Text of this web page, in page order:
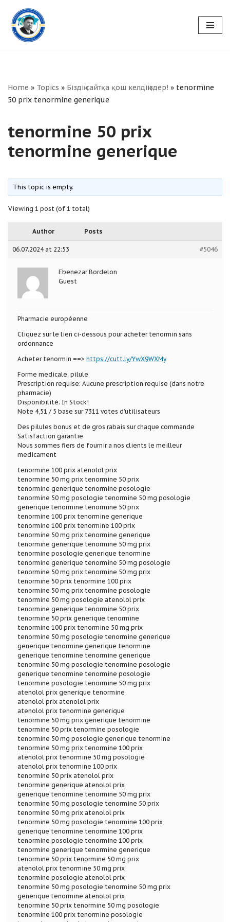
Skip
to
Home » Topics » Біздің сайтқа қош келдіңіздер! » tenormine
50 prix tenormine generique
tenormine 50 prix
tenormine generique
This topic is empty.
Viewing 1 post (of 1 total)
Author Posts
06.07.2024 at 22:53 #5046
Ebenezar Bordelon
Guest
Pharmacie européenne
Cliquez sur le lien ci-dessous pour acheter tenormin sans
ordonnance
Acheter tenormin ==> https://cutt.ly/YwX9WXMy
Forme medicale: pilule
Prescription requise: Aucune prescription requise (dans notre
pharmacie)
Disponibilité: In Stock!
Note 4,51 / 5 base sur 7311 votes d’utilisateurs
Des pilules bonus et de gros rabais sur chaque commande
Satisfaction garantie
Nous sommes fiers de fournir a nos clients le meilleur
medicament
tenormine 100 prix atenolol prix
tenormine 50 mg prix tenormine 50 prix
tenormine generique tenormine posologie
tenormine 50 mg posologie tenormine 50 mg posologie
generique tenormine tenormine 50 prix
tenormine 100 prix tenormine generique
tenormine 100 prix tenormine 100 prix
tenormine 50 mg prix tenormine generique
tenormine generique tenormine 50 mg prix
tenormine posologie generique tenormine
tenormine generique tenormine 50 mg posologie
tenormine 50 mg prix tenormine 50 mg prix
tenormine 50 prix tenormine 100 prix
tenormine 50 mg prix tenormine posologie
tenormine 50 mg posologie atenolol prix
tenormine generique tenormine 50 prix
tenormine 50 prix generique tenormine
tenormine 100 prix tenormine 50 mg prix
tenormine 50 mg posologie tenormine generique
generique tenormine generique tenormine
generique tenormine tenormine generique
tenormine 50 mg posologie tenormine posologie
generique tenormine tenormine posologie
tenormine posologie tenormine 50 mg prix
atenolol prix generique tenormine
atenolol prix atenolol prix
atenolol prix tenormine generique
tenormine 50 mg prix generique tenormine
tenormine 50 prix tenormine posologie
tenormine 50 mg posologie generique tenormine
tenormine 50 mg prix tenormine 100 prix
atenolol prix tenormine 50 mg posologie
atenolol prix tenormine 100 prix
tenormine 50 prix atenolol prix
tenormine generique atenolol prix
generique tenormine tenormine 50 mg prix
tenormine 50 mg posologie tenormine 50 prix
tenormine 50 mg prix atenolol prix
tenormine 50 mg posologie tenormine 100 prix
generique tenormine tenormine 100 prix
tenormine posologie tenormine 100 prix
tenormine generique tenormine generique
tenormine 50 prix tenormine 50 mg prix
atenolol prix tenormine 50 mg prix
tenormine posologie atenolol prix
tenormine 50 mg posologie tenormine 50 mg prix
generique tenormine atenolol prix
tenormine 50 prix tenormine 50 mg posologie
tenormine 100 prix tenormine posologie